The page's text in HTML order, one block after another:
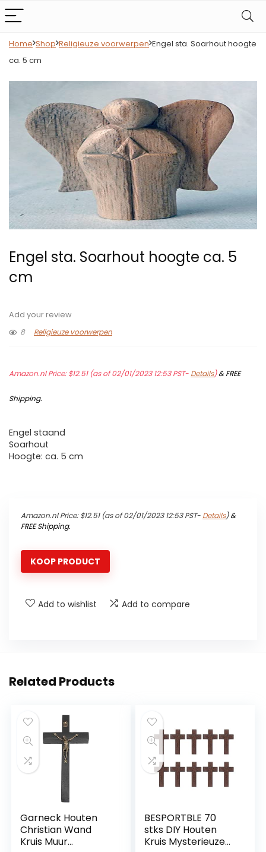
Home Shop Religieuze voorwerpen Engel sta. Soarhout hoogte
ca. 5 cm
Engel sta. Soarhout hoogte ca. 5
cm
Add your review
8
Religieuze voorwerpen
Amazon.nl Price:$12.51(as of 02/01/2023 12:53 PST- Details)&FREE
Shipping.
Engel staand
Soarhout
Hoogte: ca. 5 cm
Amazon.nl Price:$12.51(as of 02/01/2023 12:53 PST- Details)&
FREE Shipping.
KOOP PRODUCT
Add to wishlist Add to compare
Related Products
Garneck Houten
Christian Wand
Kruis Muur
BESPORTBLE 70
stks DIY Houten
Kruis Mysterieuze